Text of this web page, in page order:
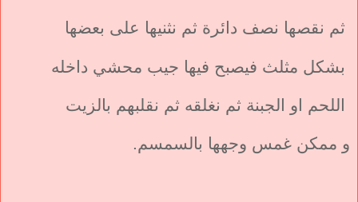
ثم نقصها نصف دائرة ثم نثنيها على بعضها
بشكل مثلث فيصبح فيها جيب محشي داخله
اللحم او الجبنة ثم نغلقه ثم نقلبهم بالزيت
و ممكن غمس وجهها بالسمسم.